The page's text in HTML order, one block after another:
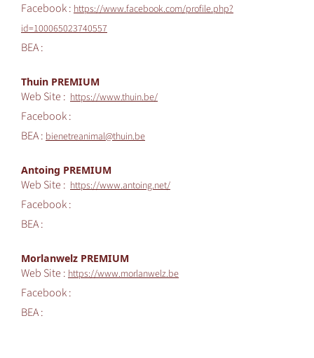
Facebook :https://www.facebook.com/profile.php?
id=100065023740557
BEA :
Thuin PREMIUM
Web Site : https://www.thuin.be/
Facebook :
BEA :bienetreanimal@thuin.be
Antoing PREMIUM
Web Site : https://www.antoing.net/
Facebook :
BEA :
Morlanwelz PREMIUM
Web Site :https://www.morlanwelz.be
Facebook :
BEA :